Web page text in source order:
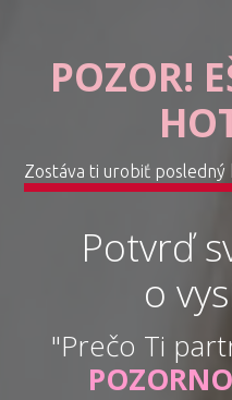
POZOR!
Zostáva ti urobiť posledný
Potvrď
o
"Prečo Ti